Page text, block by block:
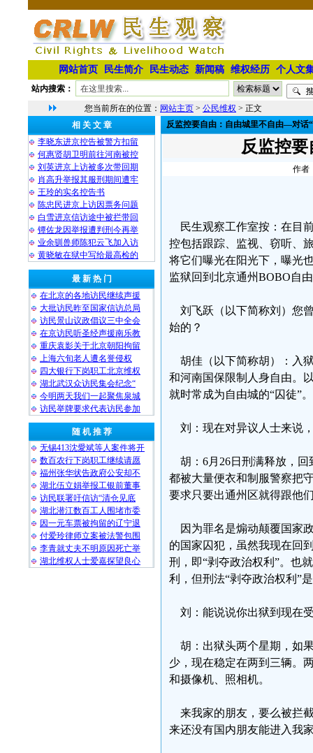
网站首页 民生简介 民生动态 新闻稿 维权经历 个人文
站内搜索：
您当前所在的位置： 网站主页 > 公民维权 > 正文
相 关 文 章
李晓东进京控告被警方扣留
何惠贤胡卫明前往河南被控
刘英进京上访被多次带回期
肖高升举报其服刑期间遭牢
王玲的实名控告书
陈忠民进京上访因票务问题
白雪进京信访途中被拦带回
镡佐龙因举报遭判刑今再举
业余驯兽师陈犯云飞加入访
黄晓敏在狱中写给最高检的
最 新 热 门
在北京的各地访民继续声援
大批访民昨至国家信访总局
访民景山议政倡议三中全会
在京访民听圣经声援南乐教
重庆袁影关于北京朝阳拘留
上海六旬老人遭名誉侵权
四大银行下岗职工北京维权
湖北武汉众访民集会纪念“
今明两天我们一起聚焦泉城
访民举牌要求代表访民参加
随 机 推 荐
无锡413沈愛斌等人案件将开
数百农行下岗职工继续请愿
福州张华状告政府公安却不
湖北伍立娟举报工银前董事
访民联署吁信访“清仓见底
湖北潜江数百工人围堵市委
因一元车票被拘留的辽宁退
付爱玲律师立案被法警包围
李青就丈夫不明原因死亡举
湖北维权人士爱嘉探望良心
反监控要自由：自由城里不自由—对话
反监控
作者
民生观察工作室按：在目
控包括跟踪、监视、窃听、
将它们曝光在阳光下，曝光
监狱回到北京通州BOBO自
刘飞跃（以下简称刘）您
始的？
胡佳（以下简称胡）：入
和河南国保限制人身自由。
就时常成为自由城的“囚徒”。
刘：现在对异议人士来说
胡：6月26日刑满释放，回
都被大量便衣和制服警察把
要求只要出通州区就得跟他
因为罪名是煽动颠覆国家
的国家囚犯，虽然我现在回
刑，即“剥夺政治权利”。也
利，但刑法“剥夺政治权利”
刘：能说说你出狱到现在
胡：出狱头两个星期，如
少，现在稳定在两到三辆。
和摄像机、照相机。
来我家的朋友，要么被拦
来还没有国内朋友能进入我